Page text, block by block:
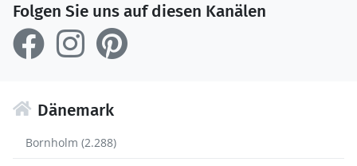
Folgen Sie uns auf diesen Kanälen
Dänemark
Bornholm (2.288)